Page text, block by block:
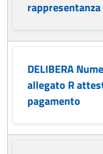
DELIBERA
allegato R
pagamento